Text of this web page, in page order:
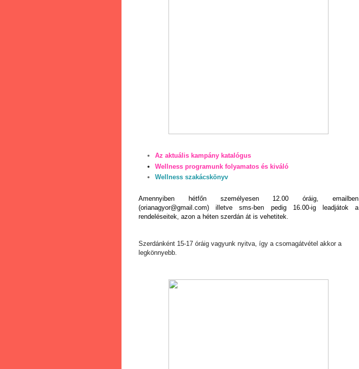
Az aktuális kampány katalógus
Wellness programunk folyamatos és kiváló
Wellness szakácskönyv
Amennyiben hétfőn személyesen 12.00 óráig, emailben
(orianagyor@gmail.com) illetve sms-ben pedig 16.00-ig leadjátok a
rendeléseitek, azon a héten szerdán át is vehetitek.
Szerdánként 15-17 óráig vagyunk nyitva, így a csomagátvétel akkor a
legkönnyebb.